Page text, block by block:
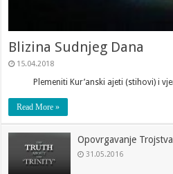
Blizina Sudnjeg Dana
15.04.2018
Plemeniti Kur’anski ajeti (stihovi) i
Read More »
Opovrgavanje
31.05.2016